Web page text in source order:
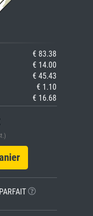
€ 83.38
€ 14.00
€ 45.43
€ 1.10
€ 16.68